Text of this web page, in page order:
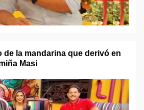
de la mandarina que derivó en
Masi